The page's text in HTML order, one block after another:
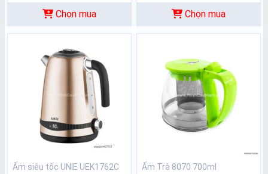
Chọn mua Chọn mua
Ấm siêu tốc UNIE UEK1762C Ấm Trà 8070 700ml